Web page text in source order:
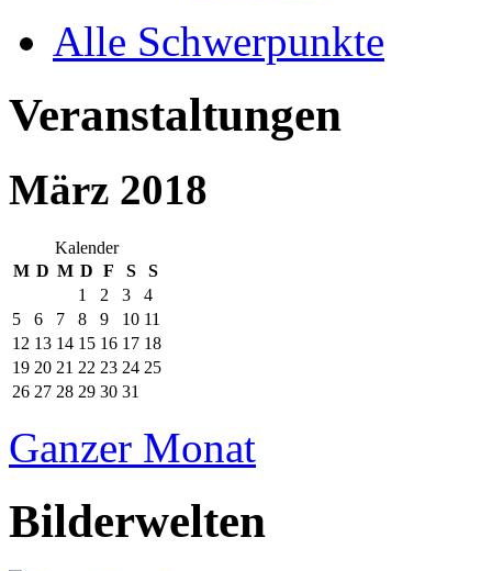
Alle Schwerpunkte
Veranstaltungen
März 2018
Kalender
M D M D F S
S
1
2 3
4
5
6 7 8 9 10 11
12 13 14 15 16 17 18
19 20 21 22 23 24 25
26 27 28 29 30 31
Ganzer Monat
Bilderwelten